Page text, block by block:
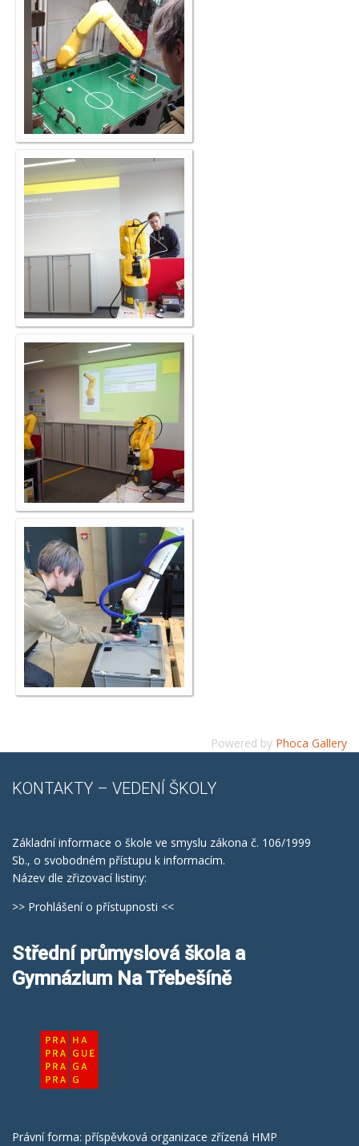
Powered by Phoca Gallery
KONTAKTY – VEDENÍ ŠKOLY
Základní informace o škole ve smyslu zákona č. 106/1999
Sb., o svobodném přístupu k informacím.
Název dle zřizovací listiny:
>> Prohlášení o přístupnosti <<
Střední průmyslová škola a
Gymnázium Na Třebešíně
Právní forma: příspěvková organizace zřízená HMP